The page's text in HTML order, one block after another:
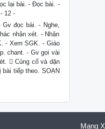
lại bài. - Đọc bài. -
12 -
đọc bài. - Nghe,
nhận xét. - Nhận
- Xem SGK. - Giáo
chant. - Gv gọi vài
 Củng cố và dặn
tiếp theo. SOẠN
Mạng